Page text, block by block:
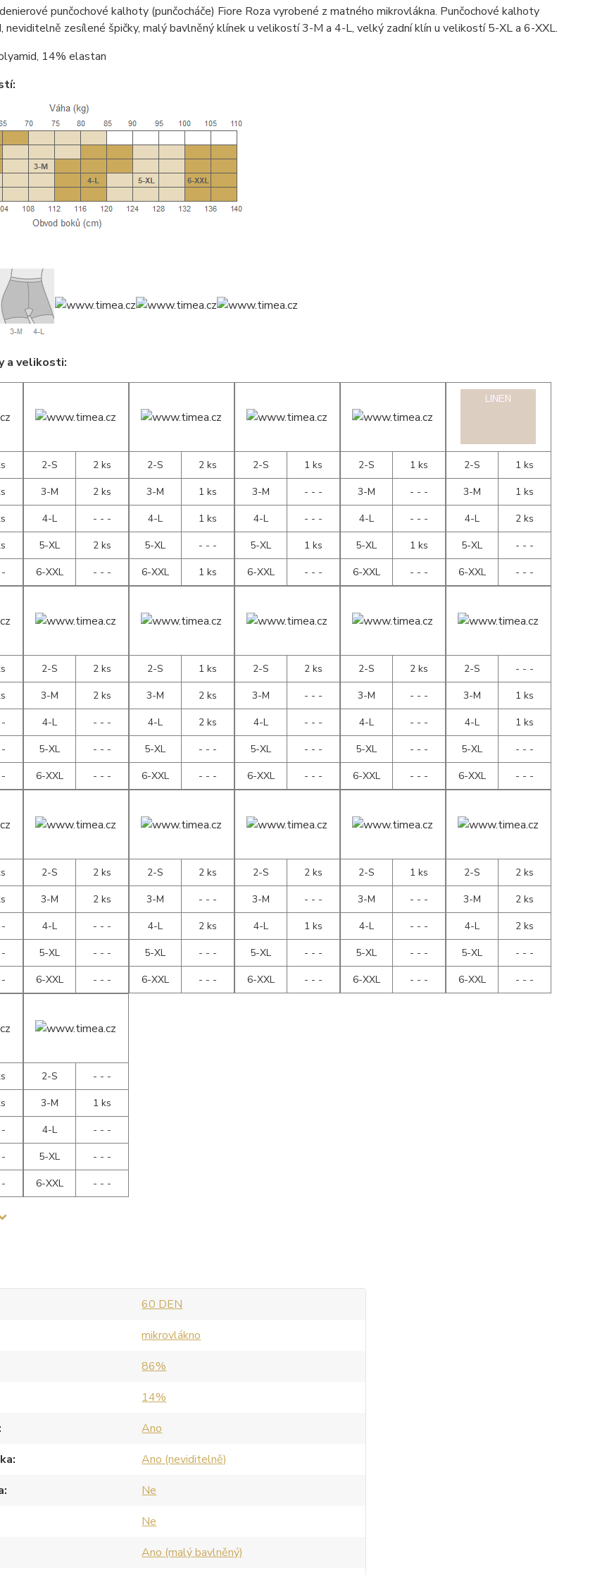
punčochové kalhoty (punčocháče) Fiore Roza vyrobené z matného mikrovlákna. Punčochové kalhoty
neviditelně zesílené špičky, malý bavlněný klínek u velikostí 3-M a 4-L, velký zadní klín u velikostí 5-XL a 6-XXL.
14% elastan
a velikosti:
2-S
2 ks
3-M
2 ks
4-L
- - -
5-XL
2 ks
6-XXL
- - -
2-S
2 ks
3-M
1 ks
4-L
1 ks
5-XL
- - -
6-XXL
1 ks
2-S
1 ks
3-M
- - -
4-L
- - -
5-XL
1 ks
6-XXL
- - -
2-S
1 ks
3-M
- - -
4-L
- - -
5-XL
1 ks
6-XXL
- - -
2-S
1 ks
3-M
1 ks
4-L
2 ks
5-XL
- - -
6-XXL
- - -
2-S
2 ks
3-M
2 ks
4-L
- - -
5-XL
- - -
6-XXL
- - -
2-S
1 ks
3-M
2 ks
4-L
2 ks
5-XL
- - -
6-XXL
- - -
2-S
2 ks
3-M
- - -
4-L
- - -
5-XL
- - -
6-XXL
- - -
2-S
2 ks
3-M
- - -
4-L
- - -
5-XL
- - -
6-XXL
- - -
2-S
- - -
3-M
1 ks
4-L
1 ks
5-XL
- - -
6-XXL
- - -
2-S
2 ks
3-M
2 ks
4-L
- - -
5-XL
- - -
6-XXL
- - -
2-S
2 ks
3-M
- - -
4-L
2 ks
5-XL
- - -
6-XXL
- - -
2-S
2 ks
3-M
- - -
4-L
1 ks
5-XL
- - -
6-XXL
- - -
2-S
1 ks
3-M
- - -
4-L
- - -
5-XL
- - -
6-XXL
- - -
2-S
2 ks
3-M
2 ks
4-L
2 ks
5-XL
- - -
6-XXL
- - -
2-S
- - -
3-M
1 ks
4-L
- - -
5-XL
- - -
6-XXL
- - -
60 DEN
mikrovlákno
86%
14%
Ano
Ano (neviditelně)
Ne
Ne
Ano (malý bavlněný)